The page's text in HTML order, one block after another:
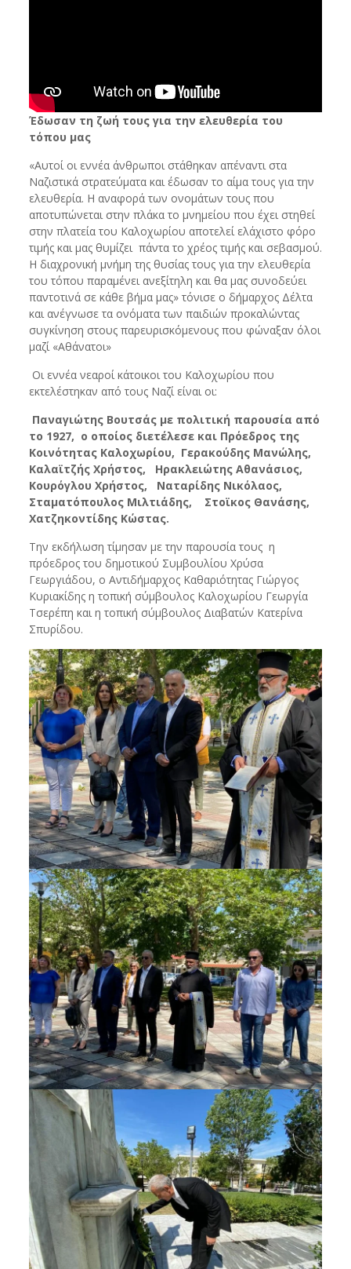
Έδωσαν τη ζωή τους για την ελευθερία του
τόπου μας
«Αυτοί οι εννέα άνθρωποι στάθηκαν απέναντι στα
Ναζιστικά στρατεύματα και έδωσαν το αίμα τους για την
ελευθερία. Η αναφορά των ονομάτων τους που
αποτυπώνεται στην πλάκα το μνημείου που έχει στηθεί
στην πλατεία του Καλοχωρίου αποτελεί ελάχιστο φόρο
τιμής και μας θυμίζει πάντα το χρέος τιμής και σεβασμού.
Η διαχρονική μνήμη της θυσίας τους για την ελευθερία
του τόπου παραμένει ανεξίτηλη και θα μας συνοδεύει
παντοτινά σε κάθε βήμα μας» τόνισε ο δήμαρχος Δέλτα
και ανέγνωσε τα ονόματα των παιδιών προκαλώντας
συγκίνηση στους παρευρισκόμενους που φώναξαν όλοι
μαζί «Αθάνατοι»
Οι εννέα νεαροί κάτοικοι του Καλοχωρίου που
εκτελέστηκαν από τους Ναζί είναι οι:
Παναγιώτης Βουτσάς με πολιτική παρουσία από
το 1927, ο οποίος διετέλεσε και Πρόεδρος της
Κοινότητας Καλοχωρίου, Γερακούδης Μανώλης,
Καλαϊτζής Χρήστος, Ηρακλειώτης Αθανάσιος,
Κουρόγλου Χρήστος, Ναταρίδης Νικόλαος,
Σταματόπουλος Μιλτιάδης, Στοϊκος Θανάσης,
Χατζηκοντίδης Κώστας.
Την εκδήλωση τίμησαν με την παρουσία τους η
πρόεδρος του δημοτικού Συμβουλίου Χρύσα
Γεωργιάδου, ο Αντιδήμαρχος Καθαριότητας Γιώργος
Κυριακίδης η τοπική σύμβουλος Καλοχωρίου Γεωργία
Τσερέπη και η τοπική σύμβουλος Διαβατών Κατερίνα
Σπυρίδου.